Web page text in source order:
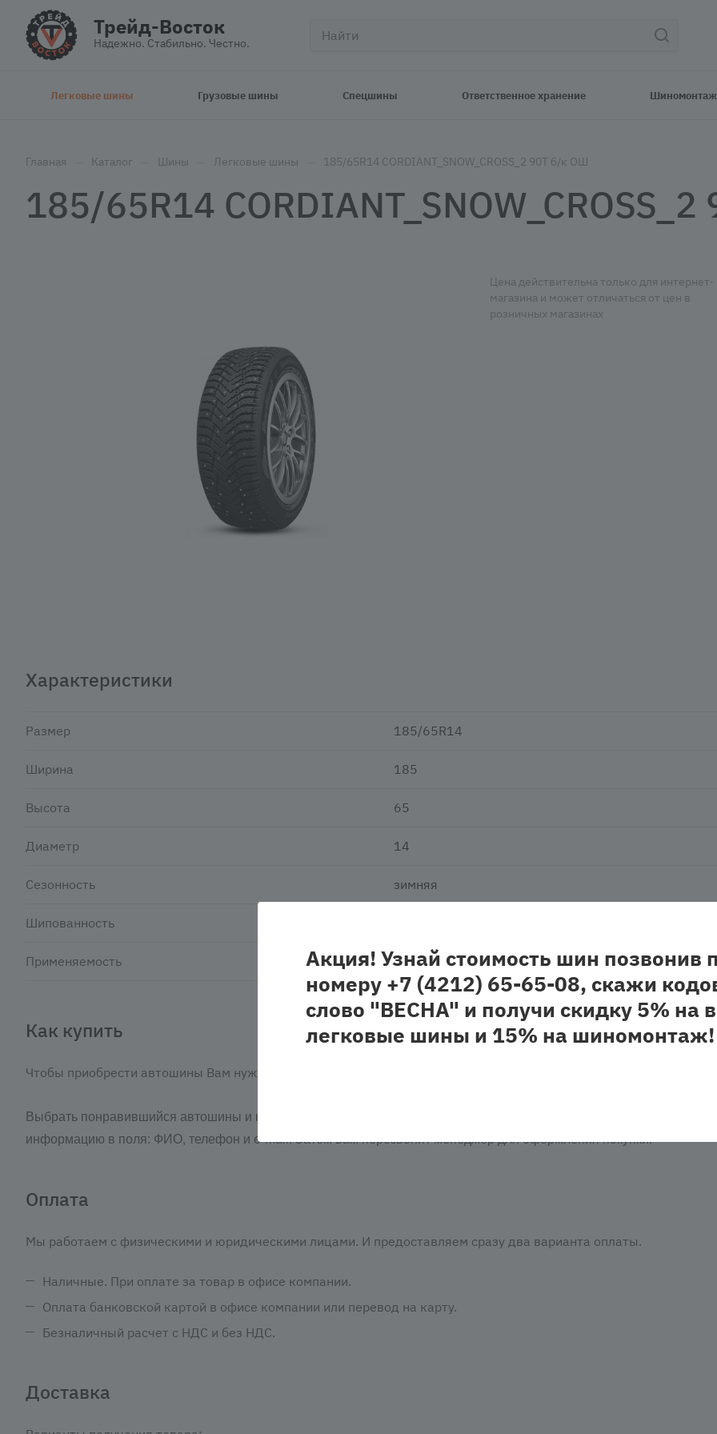
Трейд-Восток
Надежно. Стабильно. Честно.
Легковые шины Грузовые шины Спецшины Ответственное хранение Шиномонтаж
Главная Каталог Шины Легковые шины 185/65R14 CORDIANT_SNOW_CROSS_2 90T б/к ОШ
185/65R14
Цена действительна только для интернет-
магазина и может отличаться от цен в
розничных магазинах
Характеристики
Размер 185/65R14
Ширина 185
Высота 65
Диаметр 14
Сезонность зимняя
Шипованность
Применяемость легковая
Как купить
Чтобы приобрести автошины Вам нужно:
Выбрать понравившийся автошины и нажать кнопку «Заказать». При оформлении заказа заполнить форму.
информацию в поля: ФИО, телефон и e-mail. Затем вам перезвонит менеджер для оформления покупки.
Оплата
Мы работаем с физическими и юридическими лицами. И предоставляем сразу два варианта оплаты.
Наличные. При оплате за товар в офисе компании.
Оплата банковской картой в офисе компании или перевод на карту.
Безналичный расчет с НДС и без НДС.
Доставка
Акция! Узнай стоимость шин позвонив
номеру +7 (4212) 65-65-08, скажи
слово "ВЕСНА" и получи скидку 5% на
легковые шины и 15% на шиномонтаж!